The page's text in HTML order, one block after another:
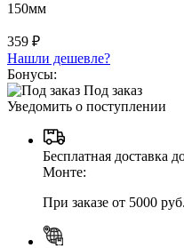
150мм
359 ₽
Нашли дешевле?
Бонусы:
Под заказ
Уведомить о поступлении
Бесплатная доставка
Монте:
При заказе от 5000 руб.